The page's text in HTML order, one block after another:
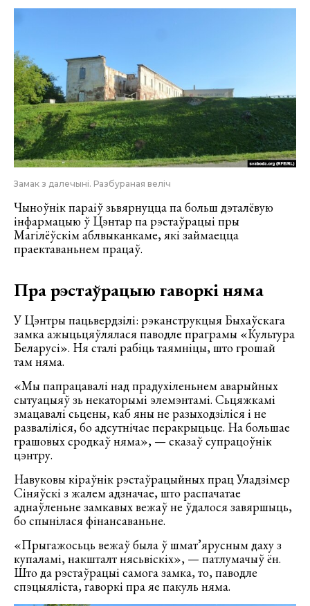
Замак з далечыні. Разбураная веліч
Чыноўнік параіў зьвярнуцца па больш дэталёвую
інфармацыю ў Цэнтар па рэстаўрацыі пры
Магілёўскім аблвыканкаме, які займаецца
праектаваньнем працаў.
Пра рэстаўрацыю гаворкі няма
У Цэнтры пацьвердзілі: рэканструкцыя Быхаўскага
замка ажыцьцяўлялася паводле праграмы «Культура
Беларусі». Ня сталі рабіць таямніцы, што грошай
там няма.
«Мы папрацавалі над прадухіленьнем аварыйных
сытуацыяў зь некаторымі элемэнтамі. Сьцяжкамі
змацавалі сьцены, каб яны не разыходзіліся і не
разваліліся, бо адсутнічае перакрыцьце. На большае
грашовых сродкаў няма», — сказаў супрацоўнік
цэнтру.
Навуковы кіраўнік рэстаўрацыйных прац Уладзімер
Сіняўскі з жалем адзначае, што распачатае
аднаўленьне замкавых вежаў не ўдалося завяршыць,
бо спынілася фінансаваньне.
«Прыгажосьць вежаў была ў шмат’ярусным даху з
купаламі, накшталт нясьвіскіх», — патлумачыў ён.
Што да рэстаўрацыі самога замка, то, паводле
спэцыяліста, гаворкі пра яе пакуль няма.